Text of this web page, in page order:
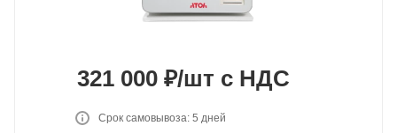
321 000 ₽/шт с НДС
Срок самовывоза: 5 дней